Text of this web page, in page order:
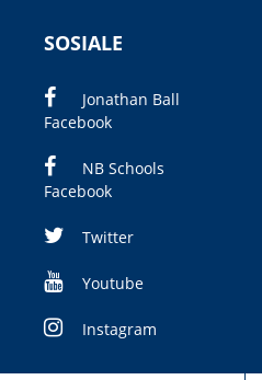
SOSIALE
Jonathan Ball
Facebook
NB Schools
Facebook
Twitter
Youtube
Instagram